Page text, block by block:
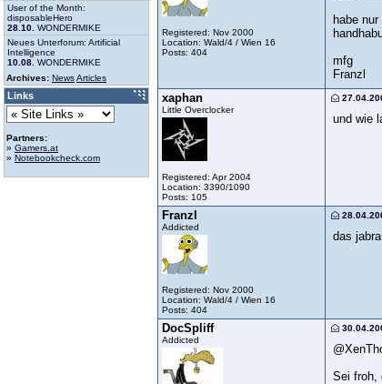
Registered: Nov 2000
Location: Wald/4 / Wien 16
Posts: 404
habe
mfg
Franzl
xaphan
Little Overclocker
Registered: Apr 2004
Location: 3390/1090
Posts: 105
und wie
Franzl
Addicted
Registered: Nov 2000
Location: Wald/4 / Wien 16
Posts: 404
das
DocSpliff
Addicted
Sei froh,
User of the Month:
disposableHero
28.10. WONDERMIKE
Neues Unterforum: Artificial
Intelligence
10.08. WONDERMIKE
Archives: NewsArticles
Links
Partners:
» Gamers.at
» Notebookcheck.com